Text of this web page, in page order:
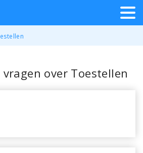
& Trace
vragen over Toestellen